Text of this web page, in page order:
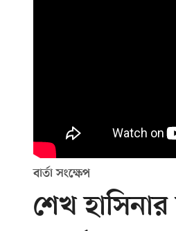
বার্তা সংক্ষেপ
শেখ হাসিনার